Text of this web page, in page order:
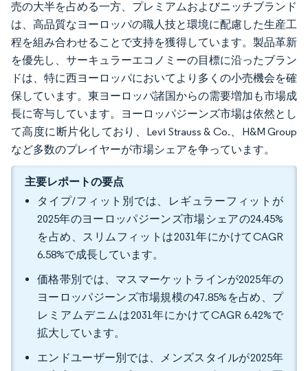
売の大半を占める一方、プレミアムおよびニッチブランド
は、高品質なヨーロッパの職人技と環境に配慮した生産工
程を組み合わせることで支持を獲得しています。製品革新
を優先し、サーキュラーエコノミーの目標に沿ったブラン
ドは、特に西ヨーロッパにおいてより多くの小売機会を確
保しています。東ヨーロッパ諸国からの需要増加も市場成
長に寄与しています。ヨーロッパジーンズ市場は依然とし
て高度に断片化しており、Levi Strauss & Co.、H&M Group
など多数のプレイヤーが市場シェアを争っています。
主要レポートの要点
タイプ/フィット別では、レギュラーフィットが
2025年のヨーロッパジーンズ市場シェアの24.45%
を占め、スリムフィットは2031年にかけてCAGR
6.58%で成長しています。
価格帯別では、マスマーケットラインが2025年の
ヨーロッパジーンズ市場規模の47.85%を占め、プ
レミアムデニムは2031年にかけてCAGR 6.42%で
拡大しています。
エンドユーザー別では、メンズスタイルが2025年